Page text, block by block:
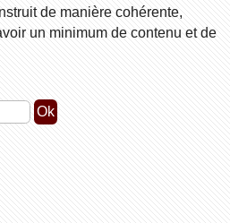
de manière cohérente,
un minimum de contenu et de